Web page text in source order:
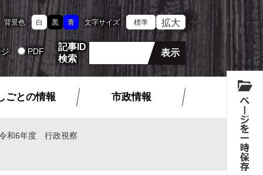
背景色 白 黒 青 文字サイズ 標準 拡大
PDF
記事ID
検索
ごとの情報 市政情報
和6年度 行政視察